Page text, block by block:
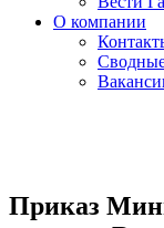
О компании
Приказ